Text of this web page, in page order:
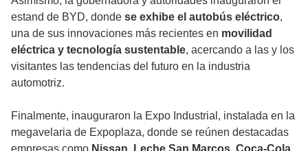
estand de BYD, donde se exhibe el autobús eléctrico,
una de sus innovaciones más recientes en movilidad
eléctrica y tecnología sustentable, acercando a las y los
visitantes las tendencias del futuro en la industria
automotriz.
Finalmente, inauguraron la Expo Industrial, instalada en la
megavelaria de Expoplaza, donde se reúnen destacadas
empresas como Nissan, Leche San Marcos, Coca-Cola,